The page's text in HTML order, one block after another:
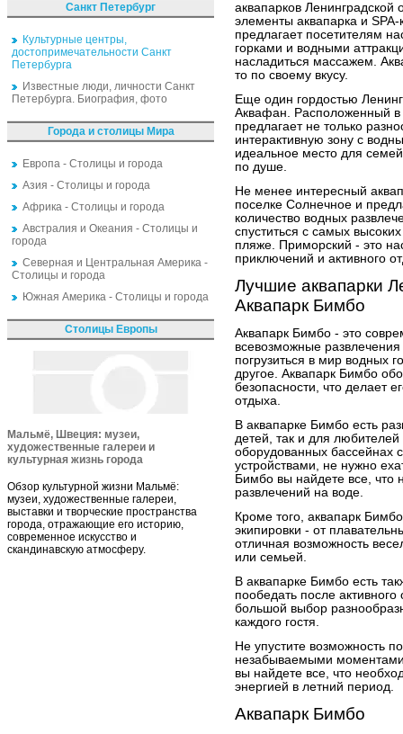
Санкт Петербург
Культурные центры,
достопримечательности Санкт
Петербурга
Известные люди, личности Санкт
Петербурга. Биография, фото
Города и столицы Мира
Европа - Столицы и города
Азия - Столицы и города
Африка - Столицы и города
Австралия и Океания - Столицы и
города
Северная и Центральная Америка -
Столицы и города
Южная Америка - Столицы и города
Столицы Европы
Мальмё, Швеция: музеи,
художественные галереи и
культурная жизнь города
Обзор культурной жизни Мальмё:
музеи, художественные галереи,
выставки и творческие пространства
города, отражающие его историю,
современное искусство и
скандинавскую атмосферу.
аквапарков Ленинградской
элементы аквапарка и
предлагает посетителям
горками и водными
насладиться массажем.
то по своему вкусу.
Еще один гордостью
Аквафан. Расположенный в
предлагает не только
интерактивную зону с
идеальное место для
по душе.
Не менее интересный
поселке Солнечное и
количество водных
спуститься с самых
пляже. Приморский - это
приключений и активного
Лучшие аквапарки
Аквапарк Бимбо
Аквапарк Бимбо - это
всевозможные
погрузиться в мир водных
другое. Аквапарк Бимбо
безопасности, что делает
отдыха.
В аквапарке Бимбо есть
детей, так и для
оборудованных бассейнах
устройствами, не нужно
Бимбо вы найдете все, что
развлечений на воде.
Кроме того, аквапарк
экипировки - от
отличная возможность
или семьей.
В аквапарке Бимбо есть
пообедать после
большой выбор
каждого гостя.
Не упустите возможность
незабываемыми
вы найдете все, что
энергией в летний период.
Аквапарк Бимбо